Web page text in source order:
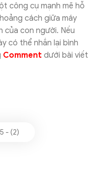
công cụ mạnh mẽ hỗ
cách giữa máy
của con người. Nếu
có thể nhắn lại bình
Comment dưới bài viết
- (2)